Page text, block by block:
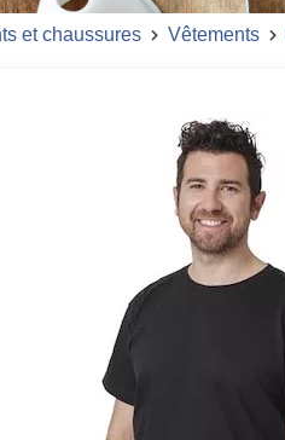
et chaussures Vêtements